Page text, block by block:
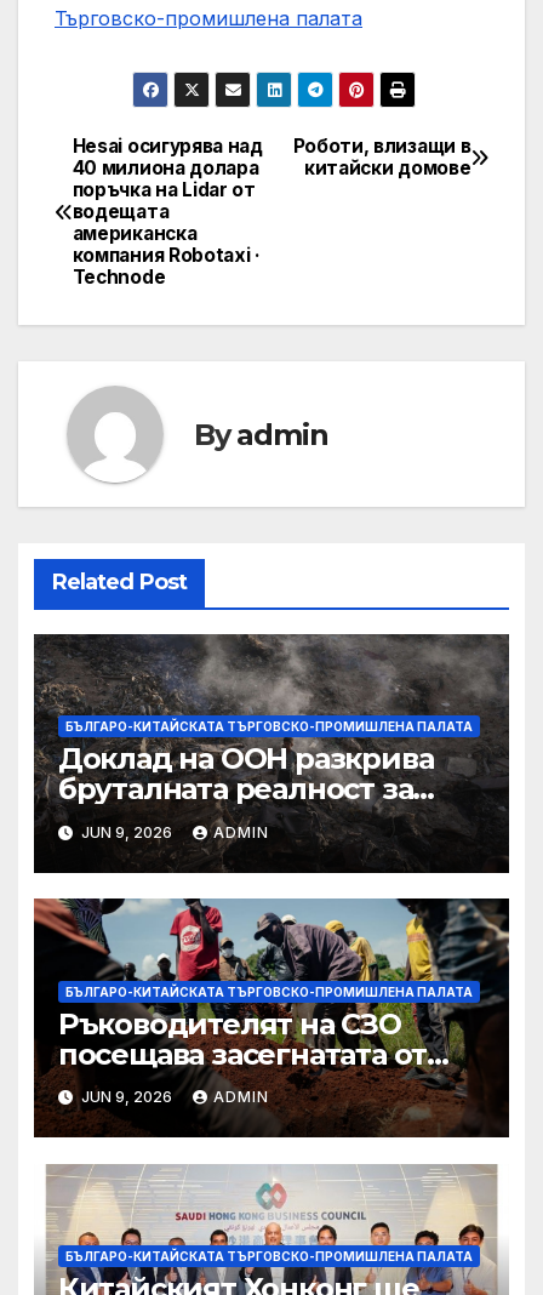
Търговско-промишлена палaта
Post
navigation
Роботи, влизащи в
китайски домове
Hesai осигурява над
40 милиона долара
поръчка на Lidar от
водещата
американска
компания Robotaxi ·
Technode
Byadmin
Related Post
БЪЛГАРО-КИТАЙСКАТА ТЪРГОВСКО-ПРОМИШЛЕНА ПАЛАТА
Доклад на ООН разкрива
бруталната реалност за
палестинците в Газа,
Западния бряг
JUN 9, 2026 ADMIN
БЪЛГАРО-КИТАЙСКАТА ТЪРГОВСКО-ПРОМИШЛЕНА ПАЛАТА
Ръководителят на СЗО
посещава засегнатата от
Ебола Уганда, след като
вирусът се разпространява
от ДРК
JUN 9, 2026 ADMIN
БЪЛГАРО-КИТАЙСКАТА ТЪРГОВСКО-ПРОМИШЛЕНА ПАЛАТА